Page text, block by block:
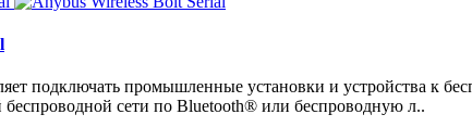
подключать промышленные установки и устройства к
сети по Bluetooth® или беспроводную л..